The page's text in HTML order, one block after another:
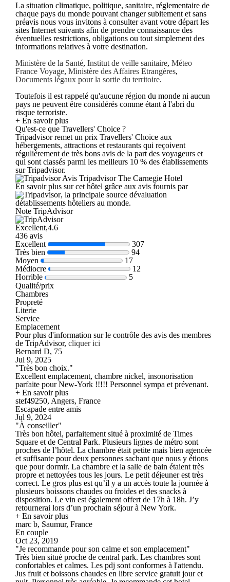
La situation climatique, politique, sanitaire, réglementaire de
chaque pays du monde pouvant changer subitement et sans
préavis nous vous invitons à consulter avant votre départ les
sites Internet suivants afin de prendre connaissance des
éventuelles restrictions, obligations ou tout simplement des
informations relatives à votre destination.
Ministère de la Santé, Institut de veille sanitaire, Méteo
France Voyage, Ministère des Affaires Etrangères,
Documents légaux pour la sortie du territoire.
Toutefois il est rappelé qu'aucune région du monde ni aucun
pays ne peuvent être considérés comme étant à l'abri du
risque terroriste.
+ En savoir plus
Qu'est-ce que Travellers' Choice ?
Tripadvisor remet un prix Travellers' Choice aux
hébergements, attractions et restaurants qui reçoivent
régulièrement de très bons avis de la part des voyageurs et
qui sont classés parmi les meilleurs 10 % des établissements
sur Tripadvisor.
Avis Tripadvisor The Carnegie Hotel
En savoir plus sur cet hôtel grâce aux avis fournis par
, la principale source dévaluation
détablissements hôteliers au monde.
Note TripAdvisor
Excellent,4.6
436 avis
Excellent
307
Très bien
94
Moyen
17
Médiocre
12
Horrible
5
Qualité/prix
Chambres
Propreté
Literie
Service
Emplacement
Pour plus d'information sur le contrôle des avis des membres
de TripAdvisor, cliquer ici
Bernard D, 75
Jul 9, 2025
"Très bon choix."
Excellent emplacement, chambre nickel, insonorisation
parfaite pour New-York !!!!! Personnel sympa et prévenant.
+ En savoir plus
stef49250, Angers, France
Escapade entre amis
Jul 9, 2024
"À conseiller"
Très bon hôtel, parfaitement situé à proximité de Times
Square et de Central Park. Plusieurs lignes de métro sont
proches de l’hôtel. La chambre était petite mais bien agencée
et suffisante pour deux personnes sachant que nous y étions
que pour dormir. La chambre et la salle de bain étaient très
propre et nettoyées tous les jours. Le petit déjeuner est très
correct. Le gros plus est qu’il y a un accès toute la journée à
plusieurs boissons chaudes ou froides et des snacks à
disposition. Le vin est également offert de 17h à 18h. J’y
retournerai lors d’un prochain séjour à New York.
+ En savoir plus
marc b, Saumur, France
En couple
Oct 23, 2019
"Je recommande pour son calme et son emplacement"
Très bien situé proche de central park. Les chambres sont
confortables et calmes. Les pdj sont conformes à l'attendu.
Jus fruit et boissons chaudes en libre service gratuit jour et